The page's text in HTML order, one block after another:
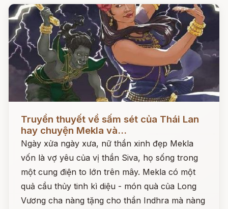
Đọc ngay
Truyền thuyết về sấm sét của Thái Lan
hay chuyện Mekla và...
Ngày xửa ngày xưa, nữ thần xinh đẹp Mekla
vốn là vợ yêu của vị thần Siva, họ sống trong
một cung điện to lớn trên mây. Mekla có một
quả cầu thủy tinh kì diệu - món quà của Long
Vương cha nàng tặng cho thần Indhra mà nàng